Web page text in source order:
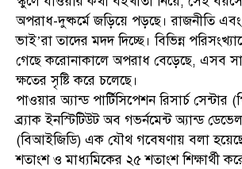
অপরাধ-দুষ্কর্মে জড়িয়ে পড়ছে। রাজনীতি
ভাই’রা তাদের মদদ দিচ্ছে। বিভিন্ন
গেছে করোনাকালে অপরাধ বেড়েছে, এসব
ক্ষতের সৃষ্টি করে চলেছে।
পাওয়ার অ্যান্ড পার্টিসিপেশন রিসার্চ
ব্র্যাক ইনস্টিটিউট অব গভর্নমেন্ট অ্যান্ড
(বিআইজিডি) এক যৌথ গবেষণায় বলা
শতাংশ ও মাধ্যমিকের ২৫ শতাংশ শিক্ষার্থী